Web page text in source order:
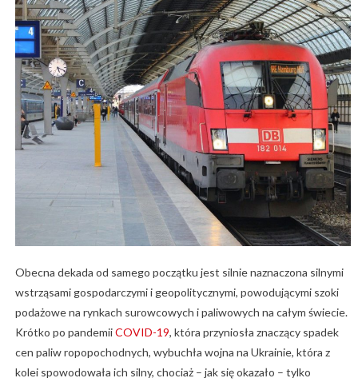
Obecna dekada od samego początku jest silnie naznaczona silnymi
wstrząsami gospodarczymi i geopolitycznymi, powodującymi szoki
podażowe na rynkach surowcowych i paliwowych na całym świecie.
Krótko po pandemiiCOVID-19, która przyniosła znaczący spadek
cen paliw ropopochodnych, wybuchła wojna na Ukrainie, która z
kolei spowodowała ich silny, chociaż – jak się okazało – tylko